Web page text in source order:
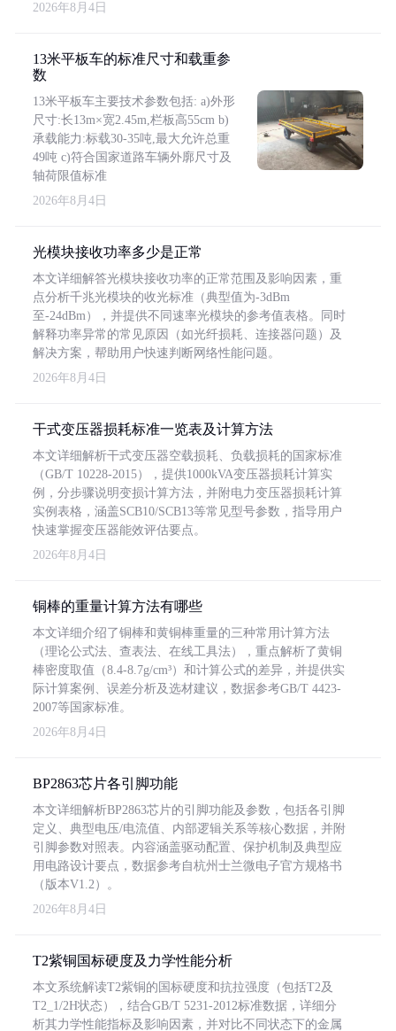
2026年8月4日
13米平板车的标准尺寸和载重参
数
13米平板车主要技术参数包括: a)外形
尺寸:长13m×宽2.45m,栏板高55cm b)
承载能力:标载30-35吨,最大允许总重
49吨 c)符合国家道路车辆外廓尺寸及
轴荷限值标准
2026年8月4日
光模块接收功率多少是正常
本文详细解答光模块接收功率的正常范围及影响因素，重
点分析千兆光模块的收光标准（典型值为-3dBm
至-24dBm），并提供不同速率光模块的参考值表格。同时
解释功率异常的常见原因（如光纤损耗、连接器问题）及
解决方案，帮助用户快速判断网络性能问题。
2026年8月4日
干式变压器损耗标准一览表及计算方法
本文详细解析干式变压器空载损耗、负载损耗的国家标准
（GB/T 10228-2015），提供1000kVA变压器损耗计算实
例，分步骤说明变损计算方法，并附电力变压器损耗计算
实例表格，涵盖SCB10/SCB13等常见型号参数，指导用户
快速掌握变压器能效评估要点。
2026年8月4日
铜棒的重量计算方法有哪些
本文详细介绍了铜棒和黄铜棒重量的三种常用计算方法
（理论公式法、查表法、在线工具法），重点解析了黄铜
棒密度取值（8.4-8.7g/cm³）和计算公式的差异，并提供实
际计算案例、误差分析及选材建议，数据参考GB/T 4423-
2007等国家标准。
2026年8月4日
BP2863芯片各引脚功能
本文详细解析BP2863芯片的引脚功能及参数，包括各引脚
定义、典型电压/电流值、内部逻辑关系等核心数据，并附
引脚参数对照表。内容涵盖驱动配置、保护机制及典型应
用电路设计要点，数据参考自杭州士兰微电子官方规格书
（版本V1.2）。
2026年8月4日
T2紫铜国标硬度及力学性能分析
本文系统解读T2紫铜的国标硬度和抗拉强度（包括T2及
T2_1/2H状态），结合GB/T 5231-2012标准数据，详细分
析其力学性能指标及影响因素，并对比不同状态下的金属